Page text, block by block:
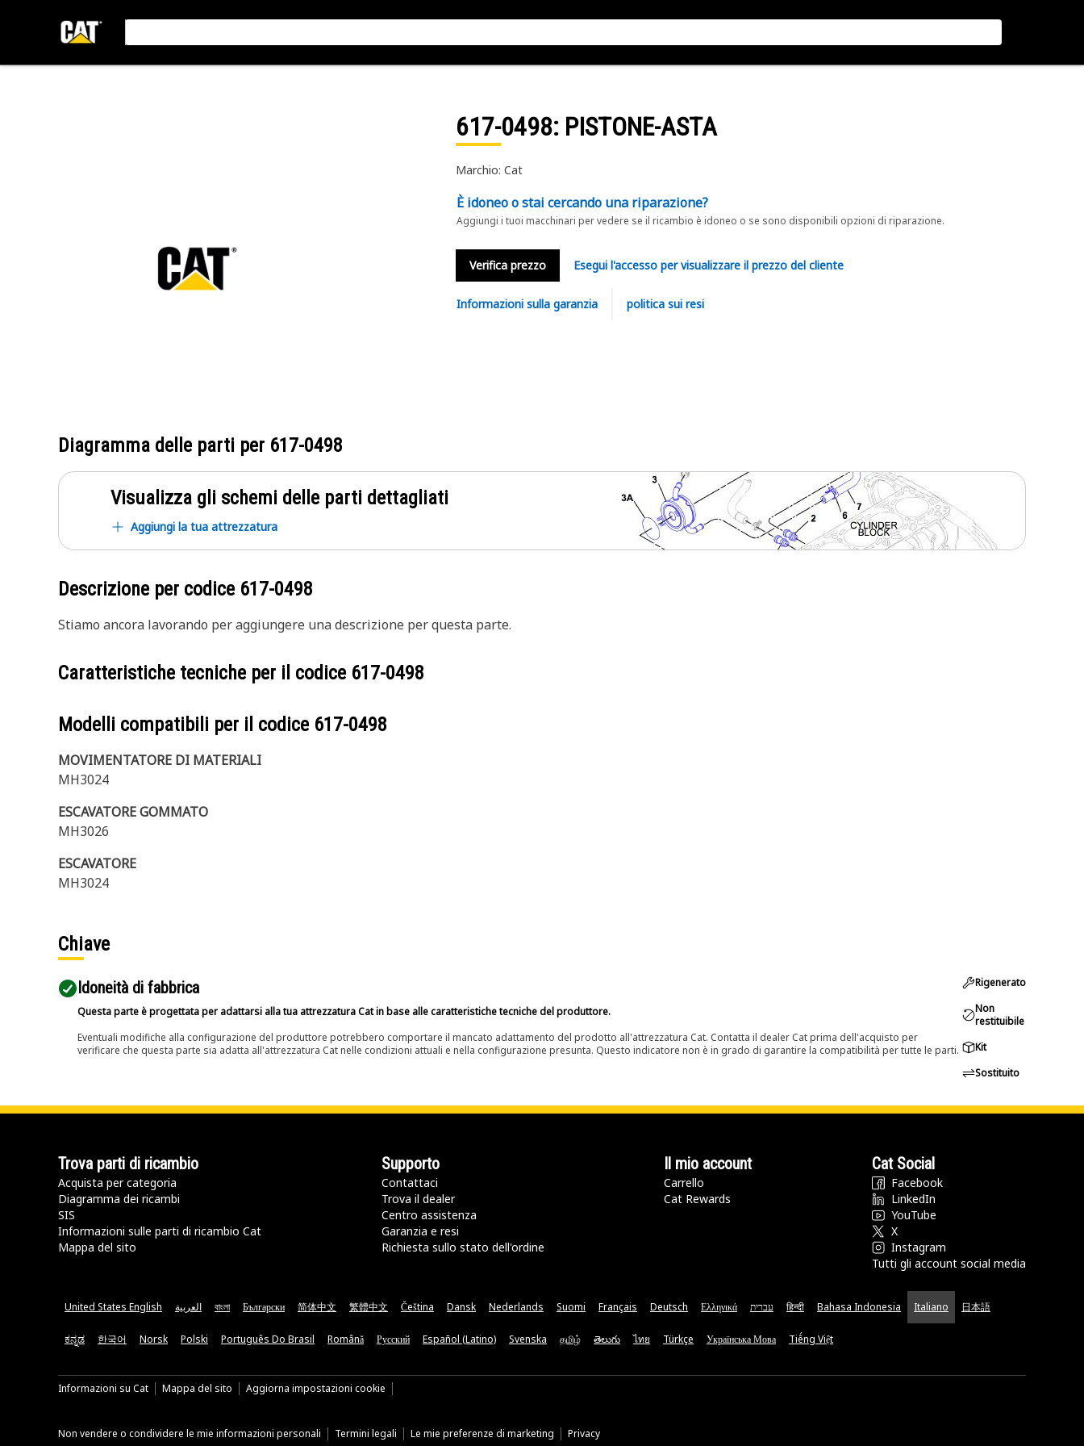
617-0498: PISTONE-ASTA
Marchio: Cat
È idoneo o stai cercando una riparazione?
Aggiungi i tuoi macchinari per vedere se il ricambio è idoneo o se sono disponibili opzioni di riparazione.
Verifica prezzo Esegui l'accesso per visualizzare il prezzo del cliente
Informazioni sulla garanzia politica sui resi
Diagramma delle parti per 617-0498
Visualizza gli schemi delle parti dettagliati
Aggiungi la tua attrezzatura
Descrizione per codice 617-0498
Stiamo ancora lavorando per aggiungere una descrizione per questa parte.
Caratteristiche tecniche per il codice 617-0498
Modelli compatibili per il codice 617-0498
MOVIMENTATORE DI MATERIALI
MH3024
ESCAVATORE GOMMATO
MH3026
ESCAVATORE
MH3024
Chiave
Idoneità di fabbrica
Questa parte è progettata per adattarsi alla tua attrezzatura Cat in base alle caratteristiche tecniche del produttore.
Eventuali modifiche alla configurazione del produttore potrebbero comportare il mancato adattamento del prodotto all'attrezzatura Cat. Contatta il dealer Cat prima dell'acquisto per
verificare che questa parte sia adatta all'attrezzatura Cat nelle condizioni attuali e nella configurazione presunta. Questo indicatore non è in grado di garantire la compatibilità per tutte le parti.
Rigenerato
Non
restituibile
Kit
Sostituito
Trova parti di ricambio
Acquista per categoria
Diagramma dei ricambi
SIS
Informazioni sulle parti di ricambio Cat
Mappa del sito
Supporto
Contattaci
Trova il dealer
Centro assistenza
Garanzia e resi
Richiesta sullo stato dell'ordine
Il mio account
Carrello
Cat Rewards
Cat Social
Facebook
LinkedIn
YouTube
X
Instagram
Tutti gli account social media
United States English العربية বাংলা Български 简体中文 繁體中文 Čeština Dansk Nederlands Suomi Français Deutsch Ελληνικά עברית हिन्दी Bahasa Indonesia Italiano 日本語
ಕನ್ನಡ 한국어 Norsk Polski Português Do Brasil Română Русский Español (Latino) Svenska தமிழ் తెలుగు ไทย Türkçe Українська Мова Tiếng Việt
Informazioni su Cat Mappa del sito Aggiorna impostazioni cookie
Non vendere o condividere le mie informazioni personali Termini legali Le mie preferenze di marketing Privacy